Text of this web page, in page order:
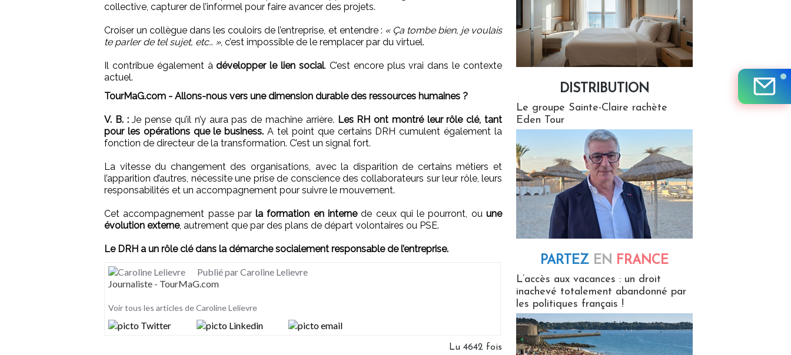
collective, capturer de l’informel pour faire avancer des projets.
Croiser un collègue dans les couloirs de l’entreprise, et entendre : « Ça tombe bien, je voulais
te parler de tel sujet, etc… », c’est impossible de le remplacer par du virtuel.
Il contribue également àdévelopper le lien social. C’est encore plus vrai dans le contexte
actuel.
TourMaG.com - Allons-nous vers une dimension durable des ressources humaines ?
V. B. :Je pense qu’il n’y aura pas de machine arrière. Les RH ont montré leur rôle clé, tant
pour les opérations que le business. A tel point que certains DRH cumulent également la
fonction de directeur de la transformation. C’est un signal fort.
La vitesse du changement des organisations, avec la disparition de certains métiers et
l’apparition d’autres, nécessite une prise de conscience des collaborateurs sur leur rôle, leurs
responsabilités et un accompagnement pour suivre le mouvement.
Cet accompagnement passe par la formation en internede ceux qui le pourront, ouune
évolution externe, autrement que par des plans de départ volontaires ou PSE.
Le DRH a un rôle clé dans la démarche socialement responsable de l’entreprise.
Publié par Caroline Lelievre
Journaliste - TourMaG.com
Voir tous les articles de Caroline Lelievre
Lu 4642 fois
DISTRIBUTION
Le groupe Sainte-Claire rachète
Eden Tour
PARTEZ EN FRANCE
L’accès aux vacances : un droit
inachevé totalement abandonné par
les politiques français !